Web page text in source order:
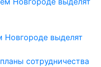
выделят